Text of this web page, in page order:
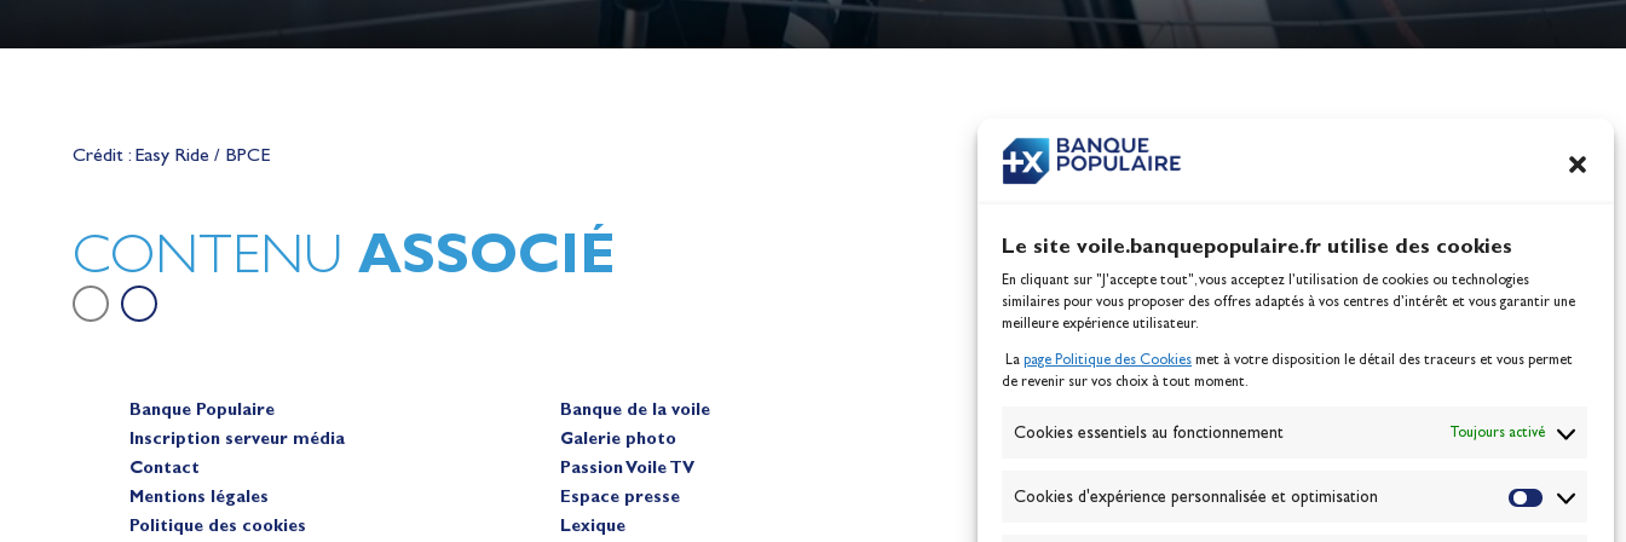
Le site voile.banquepopulaire.fr utilise des cookies
En cliquant sur "J'accepte tout", vous acceptez l’utilisation de cookies ou technologies
similaires pour vous proposer des offres adaptés à vos centres d’intérêt et vous garantir une
meilleure expérience utilisateur.
La page Politique des Cookies met à votre disposition le détail des traceurs et vous permet
de revenir sur vos choix à tout moment.
Cookies essentiels au fonctionnement Toujours activé
Cookies d'expérience personnalisée et optimisation
Crédit : Easy Ride / BPCE
CONTENU ASSOCIÉ
sur le plan d'eau des Jeux Olympiques
Berthomieu, vice-championnes
100% Glisse - Écoles
Banque Populaire
Inscription serveur média
Contact
Mentions légales
Politique des cookies
Banque de la voile
Galerie photo
Passion Voile TV
Espace presse
Lexique
ABONNEZ-VOUS